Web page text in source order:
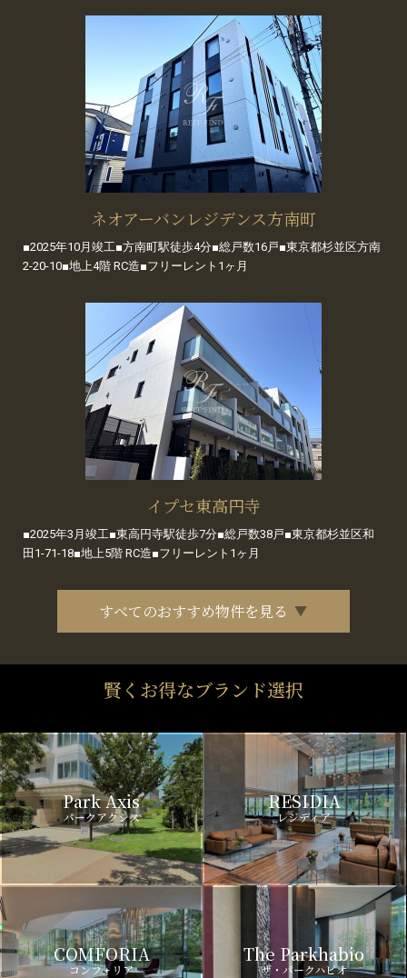
ネオアーバンレジデンス方南町
■2025年10月竣工■方南町駅徒歩4分■総戸数16戸■東京都杉並区方南
2-20-10■地上4階 RC造■フリーレント1ヶ月
イプセ東高円寺
■2025年3月竣工■東高円寺駅徒歩7分■総戸数38戸■東京都杉並区和
田1-71-18■地上5階 RC造■フリーレント1ヶ月
すべてのおすすめ物件を見る
賢くお得なブランド選択
Park Axis
パークアクシス
RESIDIA
レジディア
COMFORIA
コンフォリア
The Parkhabio
ザ・パークハビオ